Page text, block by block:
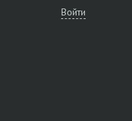
Войти